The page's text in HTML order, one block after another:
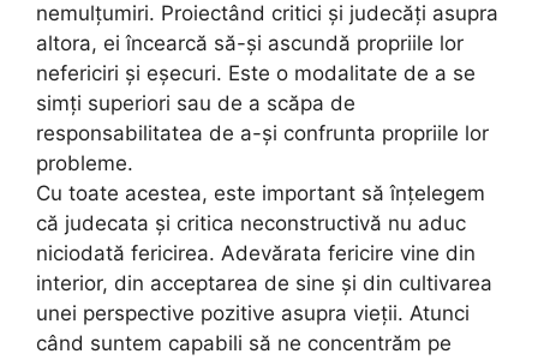
nemulțumiri. Proiectând critici și judecăți asupra
altora, ei încearcă să-și ascundă propriile lor
nefericiri și eșecuri. Este o modalitate de a se
simți superiori sau de a scăpa de
responsabilitatea de a-și confrunta propriile lor
probleme.
Cu toate acestea, este important să înțelegem
că judecata și critica neconstructivă nu aduc
niciodată fericirea. Adevărata fericire vine din
interior, din acceptarea de sine și din cultivarea
unei perspective pozitive asupra vieții. Atunci
când suntem capabili să ne concentrăm pe